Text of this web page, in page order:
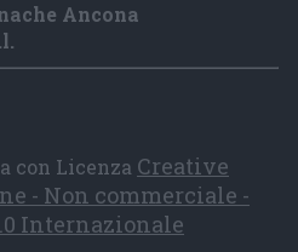
Ancona
con Licenza Creative
- Non commerciale -
Internazionale